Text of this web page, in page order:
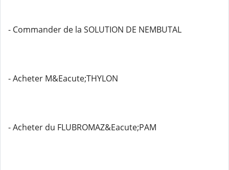
- Commander de la SOLUTION DE NEMBUTAL
- Acheter M&Eacute;THYLON
- Acheter du FLUBROMAZ&Eacute;PAM